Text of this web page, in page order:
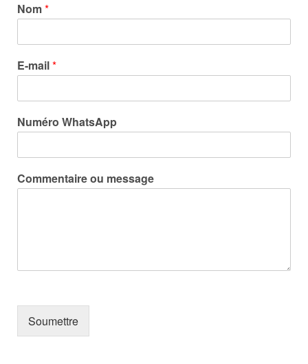
Nom*
E-mail*
Numéro WhatsApp
Commentaire ou message
Soumettre